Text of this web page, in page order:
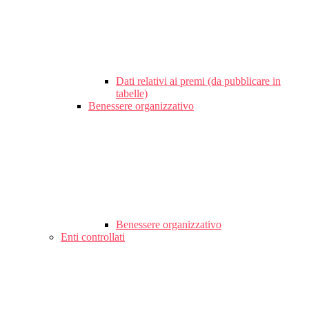
Dati relativi ai premi (da pubblicare in
tabelle)
Benessere organizzativo
Benessere organizzativo
Enti controllati